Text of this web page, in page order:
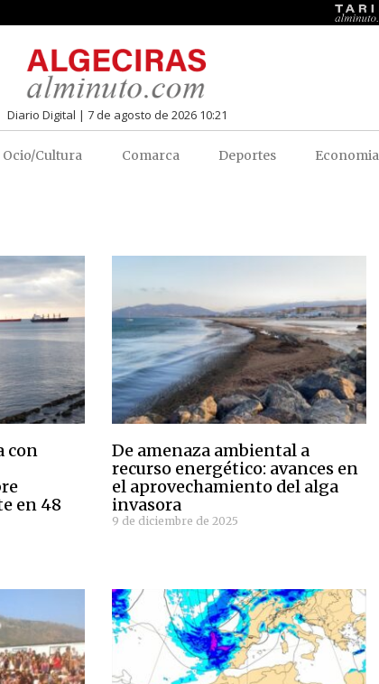
Diario Digital | 7 de agosto de 2026 10:21
Ocio/Cultura Comarca Deportes Economia
con
en 48
De amenaza ambiental a
recurso energético: avances en
el aprovechamiento del alga
invasora
9 de diciembre de 2025